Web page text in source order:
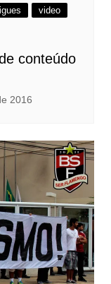
video
conteúdo
2016